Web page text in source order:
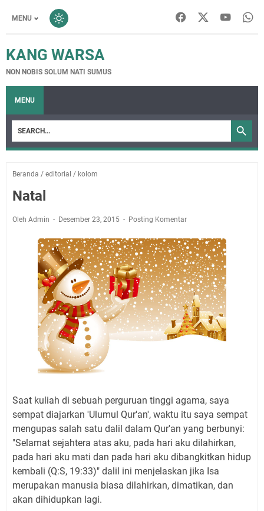
MENU
KANG WARSA
NON NOBIS SOLUM NATI SUMUS
MENU
Beranda / editorial / kolom
Natal
Oleh Admin Desember 23, 2015 Posting Komentar
Saat kuliah di sebuah perguruan tinggi agama, saya
sempat diajarkan 'Ulumul Qur'an', waktu itu saya sempat
mengupas salah satu dalil dalam Qur'an yang berbunyi:
"Selamat sejahtera atas aku, pada hari aku dilahirkan,
pada hari aku mati dan pada hari aku dibangkitkan hidup
kembali (Q:S, 19:33)" dalil ini menjelaskan jika Isa
merupakan manusia biasa dilahirkan, dimatikan, dan
akan dihidupkan lagi.